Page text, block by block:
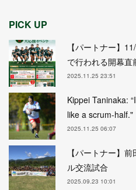
PICK UP
【パートナー】
で行われる開幕
2025.11.25 23:51
Kippei Taninaka:
like a scrum-half."
2025.11.25 06:07
【パートナー】
ル交流試合
2025.09.23 10:01